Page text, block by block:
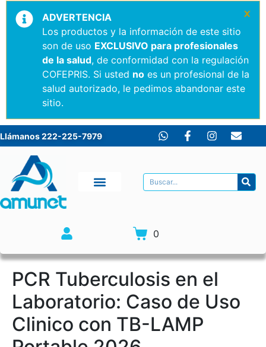
ADVERTENCIA
Los productos y la información de este sitio
son de uso EXCLUSIVO para profesionales
de la salud, de conformidad con la regulación
COFEPRIS. Si usted no es un profesional de la
salud autorizado, le pedimos abandonar este
sitio.
×
Llámanos 222-225-7979
0
PCR Tuberculosis en el
Laboratorio: Caso de Uso
Clinico con TB-LAMP